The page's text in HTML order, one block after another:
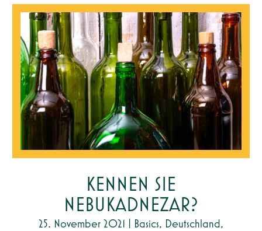
KENNEN SIE
NEBUKADNEZAR?
25. November 2021 Basics, Deutschland ,